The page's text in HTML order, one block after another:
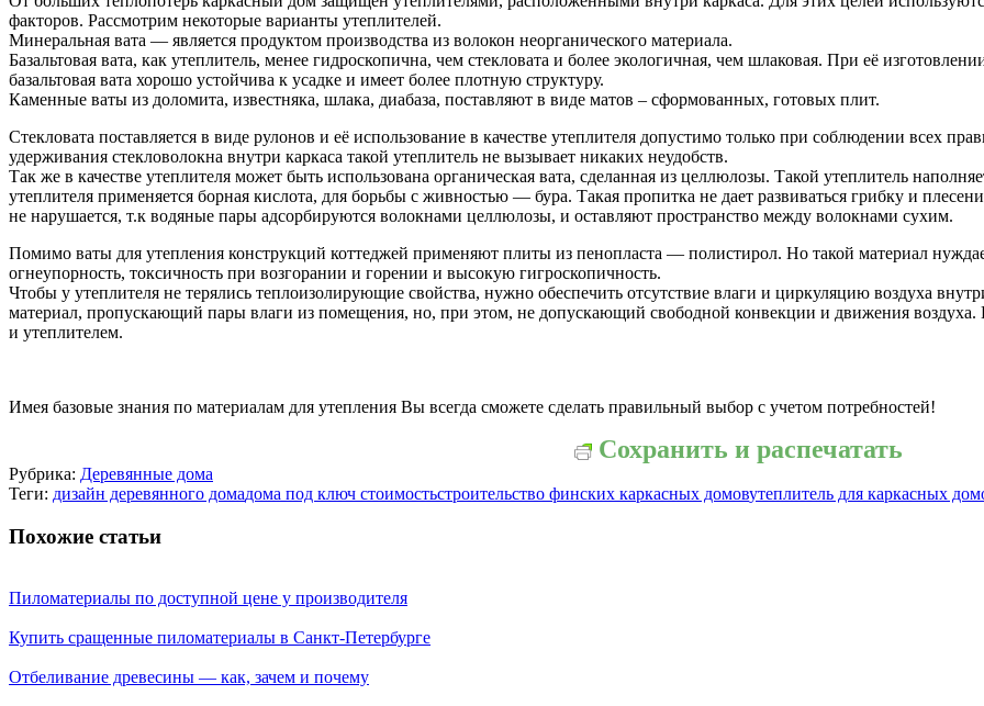
факторов. Рассмотрим некоторые варианты утеплителей.
Минеральная вата — является продуктом производства из волокон неорганического материала.
Базальтовая вата, как утеплитель, менее гидроскопична, чем стекловата и более экологичная, чем шлаковая. При её
базальтовая вата хорошо устойчива к усадке и имеет более плотную структуру.
Каменные ваты из доломита, известняка, шлака, диабаза, поставляют в виде матов – сформованных, готовых плит.
Стекловата поставляется в виде рулонов и её использование в качестве утеплителя допустимо только при соблюдении всех
удерживания стекловолокна внутри каркаса такой утеплитель не вызывает никаких неудобств.
Так же в качестве утеплителя может быть использована органическая вата, сделанная из целлюлозы. Такой утеплитель
утеплителя применяется борная кислота, для борьбы с живностью — бура. Такая пропитка не дает развиваться грибку и
не нарушается, т.к водяные пары адсорбируются волокнами целлюлозы, и оставляют пространство между волокнами сухим.
Помимо ваты для утепления конструкций коттеджей применяют плиты из пенопласта — полистирол. Но такой материал
огнеупорность, токсичность при возгорании и горении и высокую гигроскопичность.
Чтобы у утеплителя не терялись теплоизолирующие свойства, нужно обеспечить отсутствие влаги и циркуляцию воздуха
материал, пропускающий пары влаги из помещения, но, при этом, не допускающий свободной конвекции и движения
и утеплителем.
Имея базовые знания по материалам для утепления Вы всегда сможете сделать правильный выбор с учетом потребностей!
Сохранить и распечатать
Рубрика: Деревянные дома
Теги: дизайн деревянного домадома под ключ стоимостьстроительство финских каркасных домовутеплитель для каркасных
Похожие статьи
Пиломатериалы по доступной цене у производителя
Купить сращенные пиломатериалы в Санкт-Петербурге
Отбеливание древесины — как, зачем и почему